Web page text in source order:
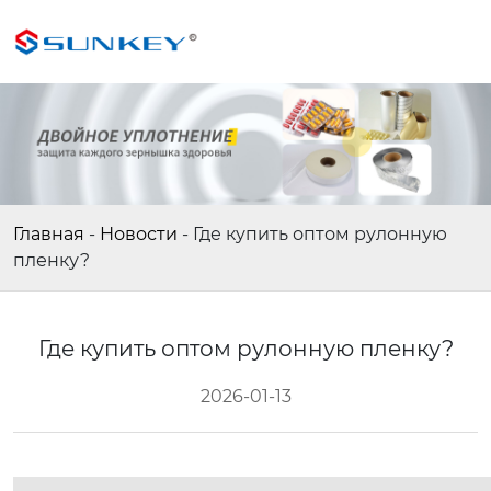
Главная - Новости - Где купить оптом рулонную
пленку?
Где купить оптом рулонную пленку?
2026-01-13